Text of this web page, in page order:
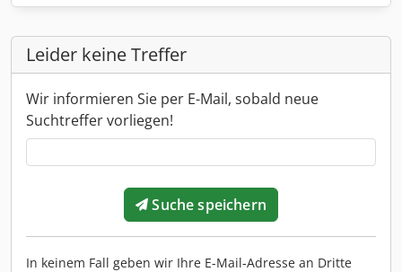
Leider keine Treffer
Wir informieren Sie per E-Mail, sobald neue
Suchtreffer vorliegen!
Suche speichern
In keinem Fall geben wir Ihre E-Mail-Adresse an Dritte